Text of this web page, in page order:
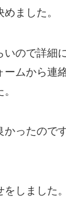
ました。
いので詳細
ームから連
かったので
しました。